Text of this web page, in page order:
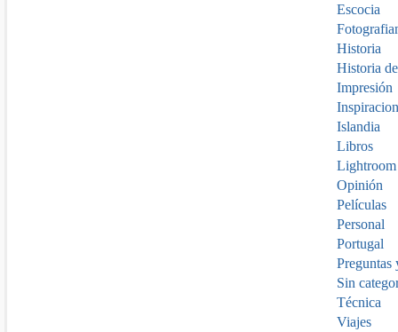
Escocia
Historia
Historia
Impresión
Islandia
Libros
Lightroom
Opinión
Películas
Personal
Portugal
Preguntas
Sin
Técnica
Viajes